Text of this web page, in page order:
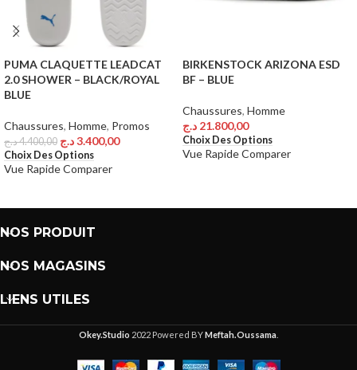
PUMA CLAQUETTE LEADCAT
2.0 SHOWER – BLACK/ROYAL
BLUE
Chaussures, Homme, Promos
4.400,00د.ج 3.400,00د.ج
Choix Des Options
Vue RapideComparer
BIRKENSTOCK ARIZONA ESD
BF – BLUE
Chaussures, Homme
21.800,00 د.ج
Choix Des Options
Vue RapideComparer
NOS PRODUIT
NOS MAGASINS
LIENS UTILES
Okey.Studio 2022 Powered BYMeftah.Oussama